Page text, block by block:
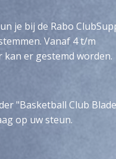
je bij de Rabo
Vanaf 4 t/m
kan er gestemd worden.
"Basketball Club
op uw steun.